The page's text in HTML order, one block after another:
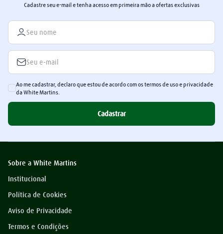
Cadastre seu e-mail e tenha acesso em primeira mão a ofertas exclusivas
Ao me cadastrar, declaro que estou de acordo com os termos de uso e privacidade
da White Martins.
Cadastrar
Sobre a White Martins
Institucional
Política de Cookies
Aviso de Privacidade
Termos e Condições